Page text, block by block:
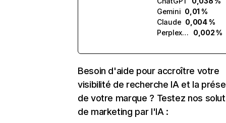
Gemini 0,01 %
Claude 0,004 %
Perplexity
0,002 %
Besoin d'aide pour accroître votre
visibilité de recherche IA et la
de votre marque ? Testez nos
de marketing par l'IA :